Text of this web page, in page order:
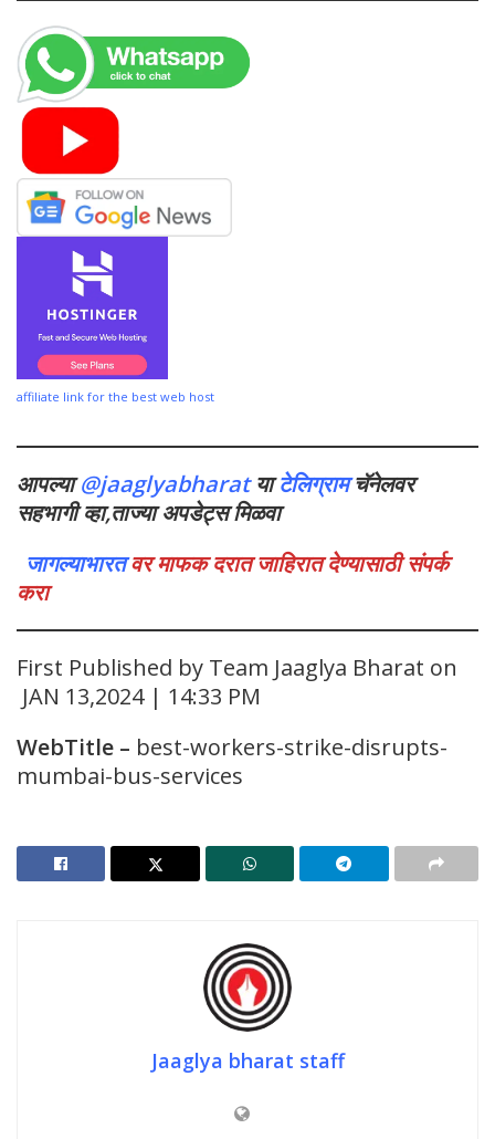
affiliate link for the best web host
आपल्या@jaaglyabharatयाटेलिग्रामचॅनेलवर
सहभागी व्हा,ताज्या अपडेट्स मिळवा
जागल्याभारतवर माफक दरात जाहिरात देण्यासाठी संपर्क
करा
First Published by Team Jaaglya Bharat on
JAN 13,2024 | 14:33 PM
WebTitle – best-workers-strike-disrupts-
mumbai-bus-services
Jaaglya bharat staff